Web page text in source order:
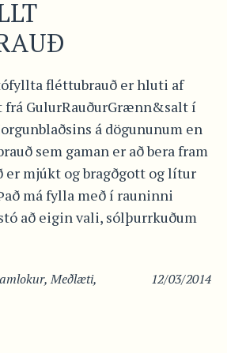
fléttubrauð er hluti af
GulurRauðurGrænn&salt í
á dögununum en
sem gaman er að bera fram
er mjúkt og bragðgott og lítur
má fylla með í rauninni
að eigin vali, sólþurrkuðum
12/03/2014
,Meðlæti,